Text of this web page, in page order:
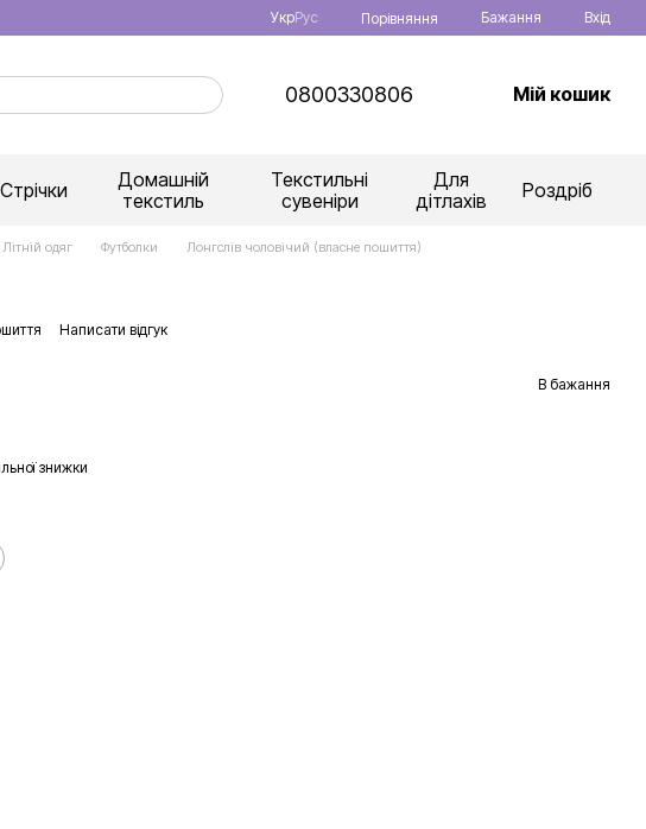
УкрРус Порівняння Бажання Вхід
0800330806 Мій кошик
Стрічки
Домашній
текстиль
Текстильні
сувеніри
Для
дітлахів
Роздріб
Літній одяг Футболки Лонгслів чоловічий (власне пошиття)
Написати відгук
В бажання
знижки